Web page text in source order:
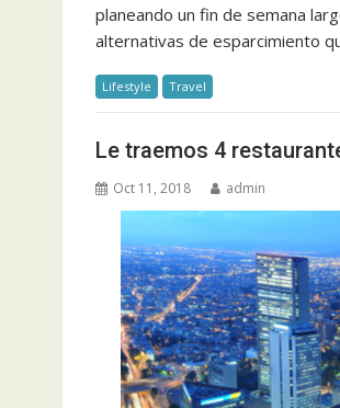
planeando un fin de semana
alternativas de esparcimiento
Lifestyle Travel
Le traemos 4
Oct 11, 2018 admin